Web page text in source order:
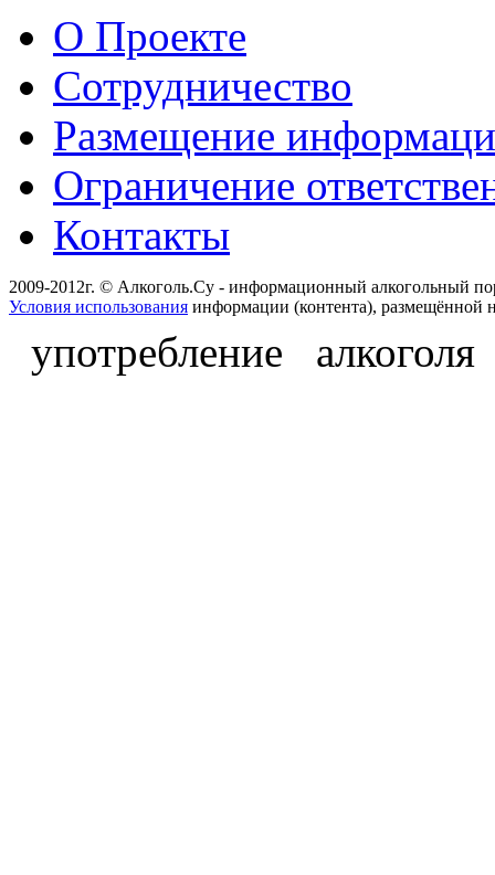
О Проекте
Сотрудничество
Размещение
Ограничение
Контакты
2009-2012г. © Алкоголь.Су - информационный алкогольный
Условия использования информации (контента), размещённой
употребление